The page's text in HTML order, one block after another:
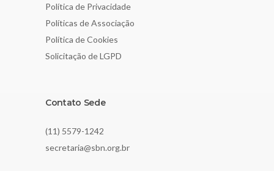
Política de Privacidade
Políticas de Associação
Política de Cookies
Solicitação de LGPD
Contato Sede
(11) 5579-1242
secretaria@sbn.org.br